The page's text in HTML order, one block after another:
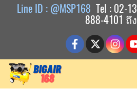
Line ID : @MSP168 Tel : 02-
888-4101 ถึ